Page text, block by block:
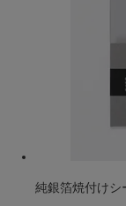
純銀箔焼付けシ